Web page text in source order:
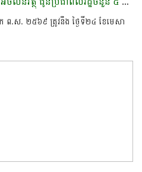
ព.ស. ២៥៦៩ ត្រូវនឹង ថ្ងៃទី២៤ ខែមេសា